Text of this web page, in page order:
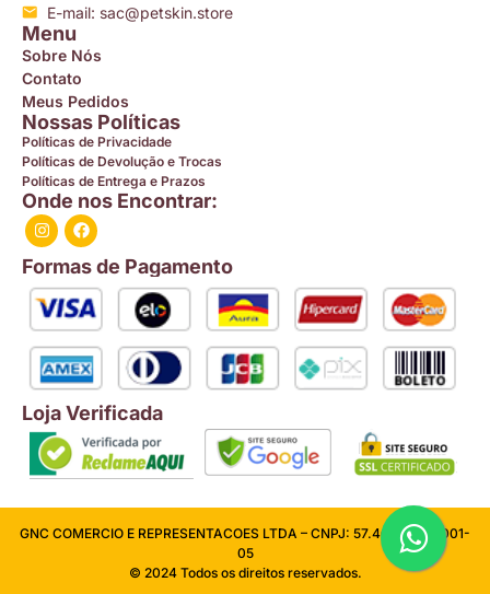
E-mail: sac@petskin.store
Menu
Sobre Nós
Contato
Meus Pedidos
Nossas Políticas
Políticas de Privacidade
Políticas de Devolução e Trocas
Políticas de Entrega e Prazos
Onde nos Encontrar:
Formas de Pagamento
Loja Verificada
GNC COMERCIO E REPRESENTACOES LTDA – CNPJ: 57.409.026/0001-
05
© 2024 Todos os direitos reservados.